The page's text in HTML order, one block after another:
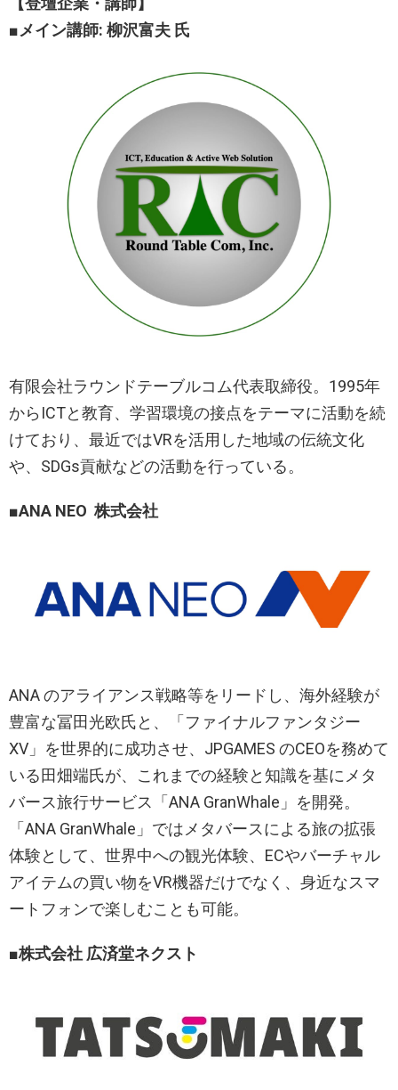
■メイン講師: 柳沢富夫 氏
有限会社ラウンドテーブルコム代表取締役。1995年
からICTと教育、学習環境の接点をテーマに活動を続
けており、最近ではVRを活用した地域の伝統文化
や、SDGs貢献などの活動を行っている。
■ANA NEO 株式会社
ANA のアライアンス戦略等をリードし、海外経験が
豊富な冨田光欧氏と、「ファイナルファンタジー
XV」を世界的に成功させ、JPGAMES のCEOを務めて
いる田畑端氏が、これまでの経験と知識を基にメタ
バース旅行サービス「ANA GranWhale」を開発。
「ANA GranWhale」ではメタバースによる旅の拡張
体験として、世界中への観光体験、ECやバーチャル
アイテムの買い物をVR機器だけでなく、身近なスマ
ートフォンで楽しむことも可能。
■株式会社 広済堂ネクスト